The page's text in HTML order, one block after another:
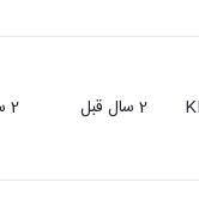
2 سال قبل 2 سال قبل